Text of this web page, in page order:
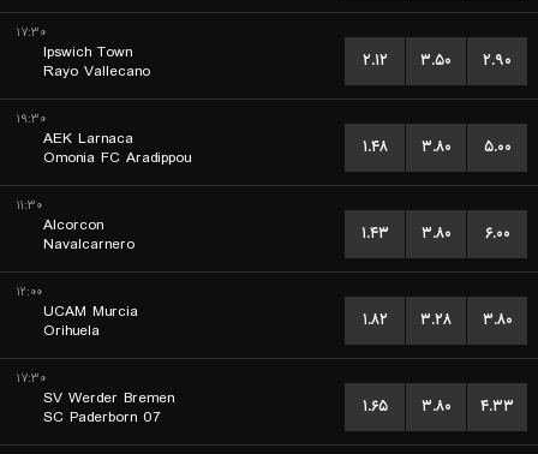
۱۷:۳۰
Ipswich Town
Rayo Vallecano
۲.۱۲ ۳.۵۰ ۲.۹۰
۱۹:۳۰
AEK Larnaca
Omonia FC Aradippou
۱.۴۸ ۳.۸۰ ۵.۰۰
۱۱:۳۰
Alcorcon
Navalcarnero
۱.۴۳ ۳.۸۰ ۶.۰۰
۱۲:۰۰
UCAM Murcia
Orihuela
۱.۸۲ ۳.۲۸ ۳.۸۰
۱۷:۳۰
SV Werder Bremen
SC Paderborn 07
۱.۶۵ ۳.۸۰ ۴.۳۳